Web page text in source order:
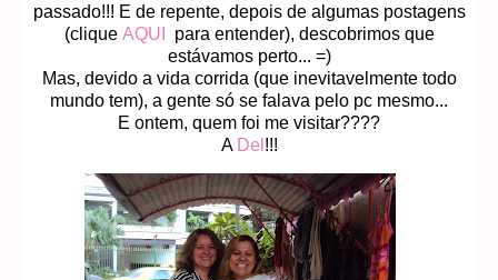
passado!!! E de repente, depois de algumas postagens
(clique AQUI
para entender), descobrimos que
estávamos perto... =)
Mas, devido a vida corrida (que inevitavelmente todo
mundo tem), a gente só se falava pelo pc mesmo...
E ontem, quem foi me visitar????
A Del !!!